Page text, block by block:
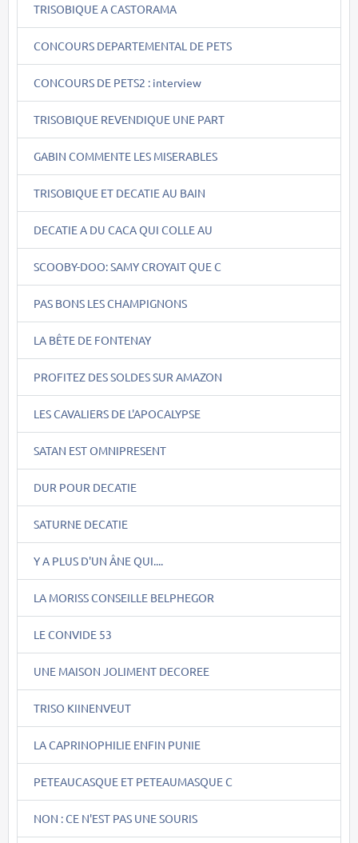
TRISOBIQUE A CASTORAMA
CONCOURS DEPARTEMENTAL DE PETS
CONCOURS DE PETS2 : interview
TRISOBIQUE REVENDIQUE UNE PART
GABIN COMMENTE LES MISERABLES
TRISOBIQUE ET DECATIE AU BAIN
DECATIE A DU CACA QUI COLLE AU
SCOOBY-DOO: SAMY CROYAIT QUE C
PAS BONS LES CHAMPIGNONS
LA BÊTE DE FONTENAY
PROFITEZ DES SOLDES SUR AMAZON
LES CAVALIERS DE L'APOCALYPSE
SATAN EST OMNIPRESENT
DUR POUR DECATIE
SATURNE DECATIE
Y A PLUS D'UN ÂNE QUI....
LA MORISS CONSEILLE BELPHEGOR
LE CONVIDE 53
UNE MAISON JOLIMENT DECOREE
TRISO KIINENVEUT
LA CAPRINOPHILIE ENFIN PUNIE
PETEAUCASQUE ET PETEAUMASQUE C
NON : CE N'EST PAS UNE SOURIS